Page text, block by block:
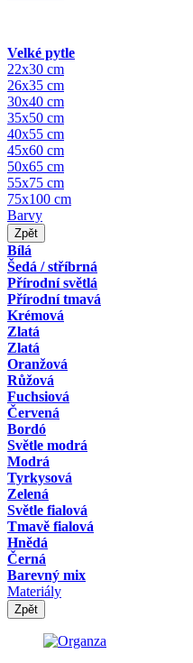
Velké pytle
22x30 cm
26x35 cm
30x40 cm
35x50 cm
40x55 cm
45x60 cm
50x65 cm
55x75 cm
75x100 cm
Barvy
Zpět
Bílá
Šedá / stříbrná
Přírodní světlá
Přírodní tmavá
Krémová
Zlatá
Zlatá
Oranžová
Růžová
Fuchsiová
Červená
Bordó
Světle modrá
Modrá
Tyrkysová
Zelená
Světle fialová
Tmavě fialová
Hnědá
Černá
Barevný mix
Materiály
Zpět